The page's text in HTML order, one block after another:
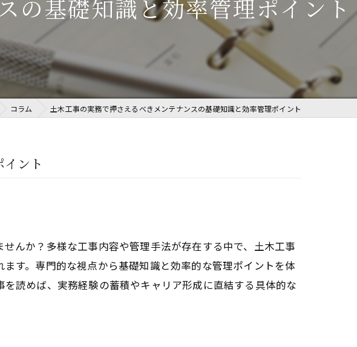
の基礎知識と効率管理ポイント
コラム 土木工事の実務で押さえるべきメンテナンスの基礎知識と効率管理ポイント
ント
んか？多様な工事内容や管理手法が存在する中で、土木工事
す。専門的な視点から基礎知識と効率的な管理ポイントを体
読めば、実務経験の蓄積やキャリア形成に直結する具体的な